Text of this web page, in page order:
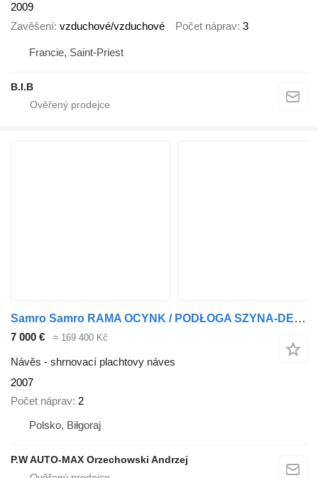
2009
Zavěšení vzduchové/vzduchové Počet náprav 3
Francie, Saint-Priest
B.I.B
Samro Samro RAMA OCYNK / PODŁOGA SZYNA-DESKA / 2 OSIE / 2 OSIOWA / DWU
7 000 € ≈ 169 400 Kč
Návěs - shrnovací plachtovy náves
2007
Počet náprav 2
Polsko, Biłgoraj
P.W AUTO-MAX Orzechowski Andrzej